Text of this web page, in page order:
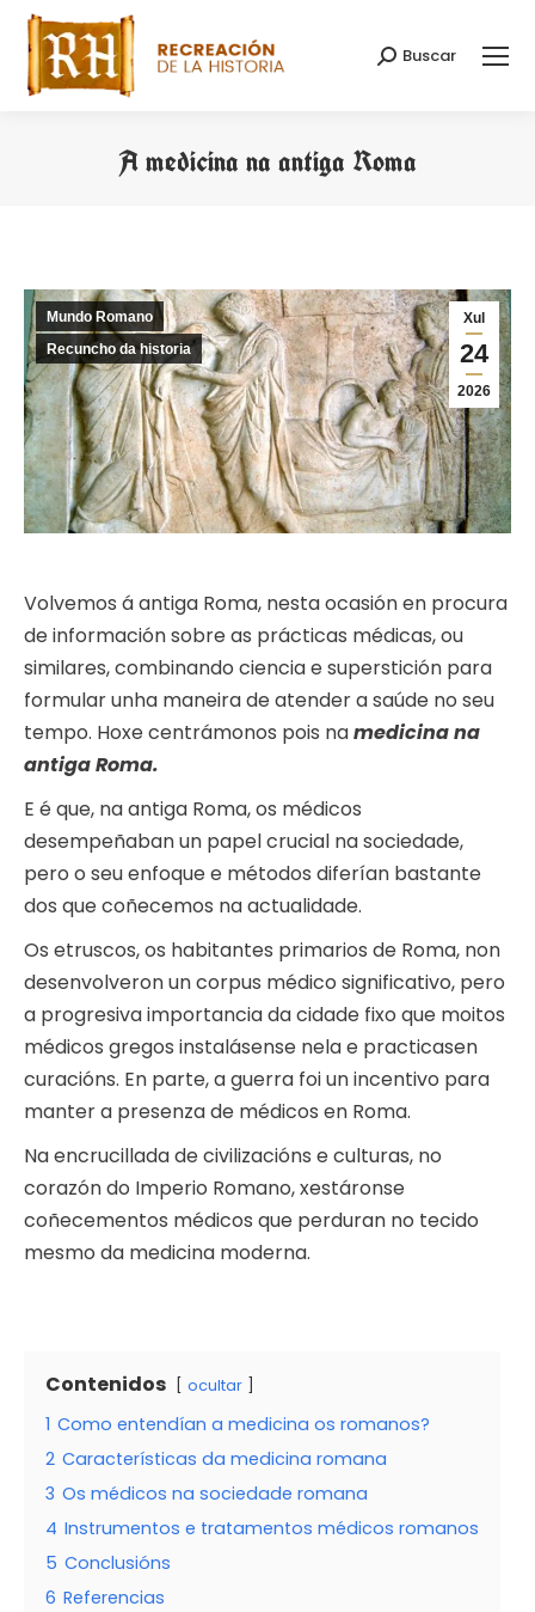
Search:
Buscar
A medicina na antiga Roma
Xul
24
2026
Mundo Romano
Recuncho da historia
Volvemos á antiga Roma, nesta ocasión en procura
de información sobre as prácticas médicas, ou
similares, combinando ciencia e superstición para
formular unha maneira de atender a saúde no seu
tempo. Hoxe centrámonos pois namedicina na
antiga Roma.
E é que, na antiga Roma, os médicos
desempeñaban un papel crucial na sociedade,
pero o seu enfoque e métodos diferían bastante
dos que coñecemos na actualidade.
Os etruscos, os habitantes primarios de Roma, non
desenvolveron un corpus médico significativo, pero
a progresiva importancia da cidade fixo que moitos
médicos gregos instalásense nela e practicasen
curacións. En parte, a guerra foi un incentivo para
manter a presenza de médicos en Roma.
Na encrucillada de civilizacións e culturas, no
corazón do Imperio Romano, xestáronse
coñecementos médicos que perduran no tecido
mesmo da medicina moderna.
Contenidos ocultar
1 Como entendían a medicina os romanos?
2 Características da medicina romana
3 Os médicos na sociedade romana
4 Instrumentos e tratamentos médicos romanos
5 Conclusións
6 Referencias